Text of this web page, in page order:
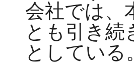
会社では、
とも引き続
としている